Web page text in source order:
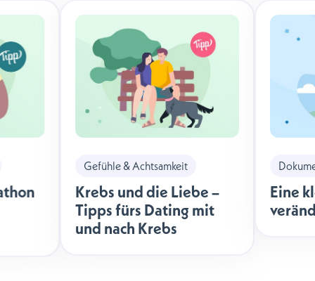
Gefühle & Achtsamkeit
Krebs und die Liebe –
Tipps fürs Dating mit
und nach Krebs
Eine